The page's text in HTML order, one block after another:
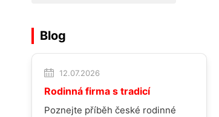
Blog
12.07.2026
Rodinná firma s tradicí
Poznejte příběh české rodinné